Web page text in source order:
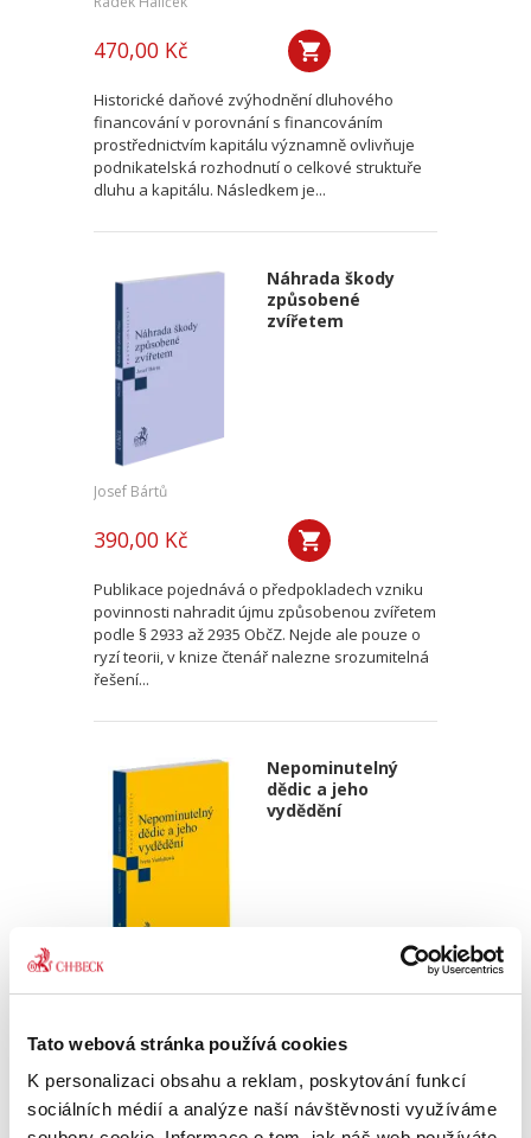
Tato webová stránka používá cookies
K personalizaci obsahu a reklam, poskytování funkcí
sociálních médií a analýze naší návštěvnosti využíváme
470,00 Kč
Historické daňové zvýhodnění dluhového
financování v porovnání s financováním
prostřednictvím kapitálu významně ovlivňuje
podnikatelská rozhodnutí o celkové struktuře
dluhu a kapitálu. Následkem je...
Náhrada škody
způsobené
zvířetem
Josef Bártů
390,00 Kč
Publikace pojednává o předpokladech vzniku
povinnosti nahradit újmu způsobenou zvířetem
podle § 2933 až 2935 ObčZ. Nejde ale pouze o
ryzí teorii, v knize čtenář nalezne srozumitelná
řešení...
Nepominutelný
dědic a jeho
vydědění
340,00 Kč
Nová monografie se věnuje problematice
nepominutelného dědice, jeho vydědění a
opominutí, což jsou témata, která se po přijetí